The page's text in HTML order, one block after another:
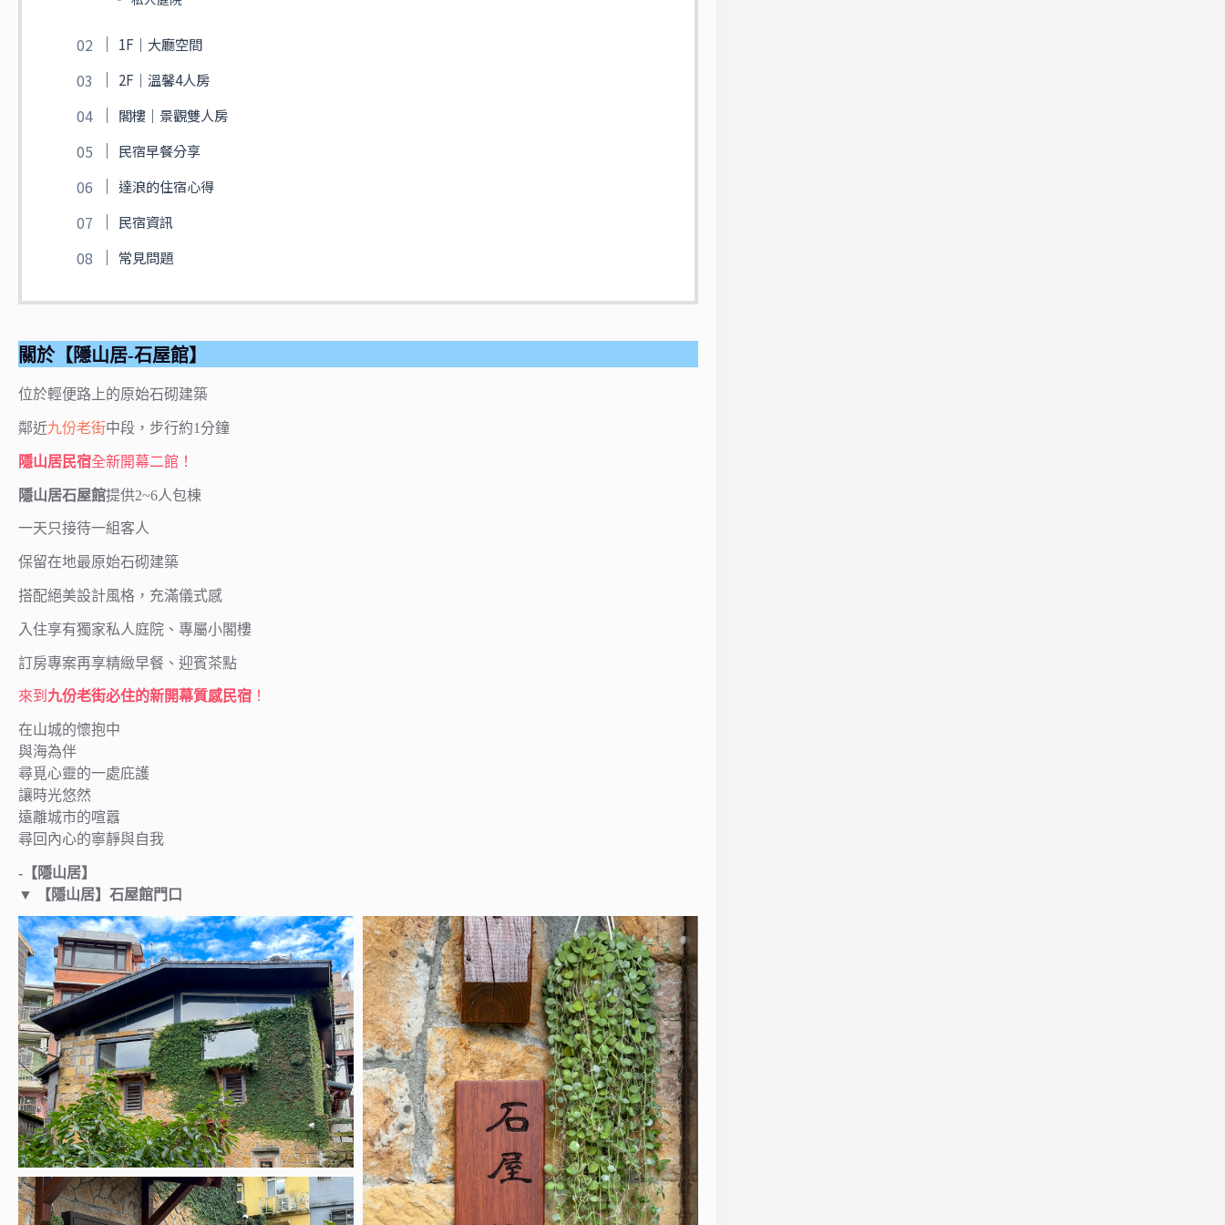
1F｜大廳空間
2F｜溫馨4人房
閣樓｜景觀雙人房
民宿早餐分享
達浪的住宿心得
民宿資訊
常見問題
關於【隱山居-石屋館】
位於輕便路上的原始石砌建築
鄰近九份老街中段，步行約1分鐘
隱山居民宿全新開幕二館！
隱山居石屋館提供2~6人包棟
一天只接待一組客人
保留在地最原始石砌建築
搭配絕美設計風格，充滿儀式感
入住享有獨家私人庭院、專屬小閣樓
訂房專案再享精緻早餐、迎賓茶點
來到 九份老街必住的新開幕質感民宿 ！
在山城的懷抱中
與海為伴
尋覓心靈的一處庇護
讓時光悠然
遠離城市的喧囂
尋回內心的寧靜與自我
-【隱山居】
▼
【隱山居】 石屋館門口